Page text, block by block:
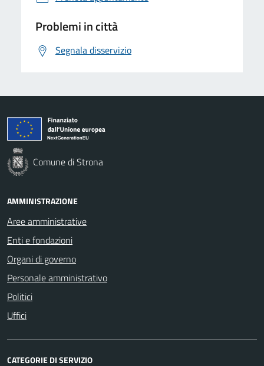
Problemi in città
Segnala disservizio
Comune di Strona
AMMINISTRAZIONE
Aree amministrative
Enti e fondazioni
Organi di governo
Personale amministrativo
Politici
Uffici
CATEGORIE DI SERVIZIO